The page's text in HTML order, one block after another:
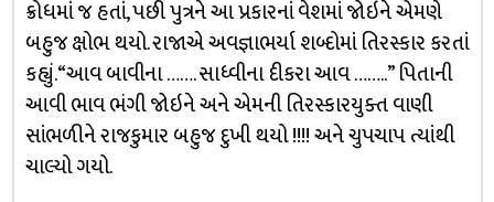
ક્રોધમાં જ હતાં, પછી પુત્રને આ પ્રકારનાં વેશમાં જોઇને એમણે
બહુજ ક્ષોભ થયો. રાજાએ અવજ્ઞાભર્યા શબ્દોમાં તિરસ્કાર કરતાં
કહ્યું. “આવ બાવીના ……. સાધ્વીના દીકરા આવ ……..” પિતાની
આવી ભાવ ભંગી જોઇને અને એમની તિરસ્કારયુક્ત વાણી
સાંભળીને રાજકુમાર બહુજ દુખી થયો !!!! અને ચુપચાપ ત્યાંથી
ચાલ્યો ગયો.